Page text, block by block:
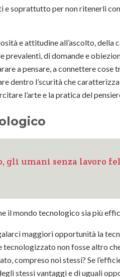
soprattutto per non ritenerli
e attitudine all’ascolto, della
di domande e
a pensare, a connettere cose
dentro l’scurità che
l’arte e la pratica del
gli umani senza lavoro
il mondo tecnologico sia più
maggiori opportunità la
tecnologizzato non fosse altro
compreso noi stessi? Se
stessi vantaggi e di uguali